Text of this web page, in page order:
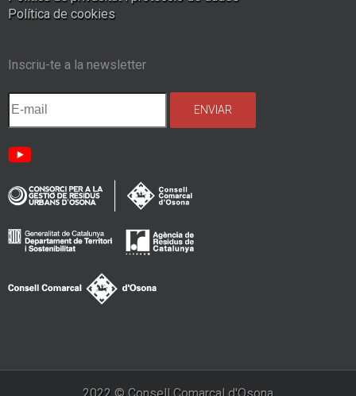
Política de cookies
Inscriu-te a la newsletter
2022 © Consell Comarcal d'Osona